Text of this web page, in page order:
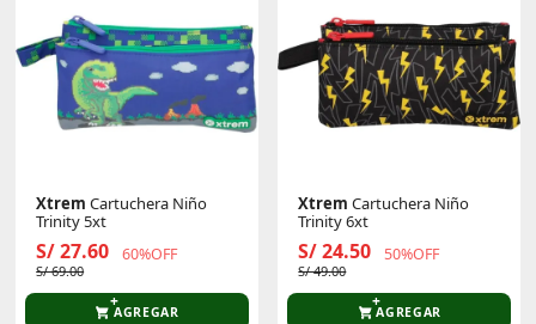
Xtrem Cartuchera Niño
Trinity 5xt
S/ 27.60 60%OFF
S/ 69.00
AGREGAR
Xtrem Cartuchera Niño
Trinity 6xt
S/ 24.50 50%OFF
S/ 49.00
AGREGAR